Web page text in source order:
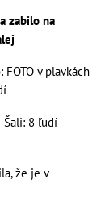
zabilo na
v plavkách
Šali: 8 ľudí
že je v